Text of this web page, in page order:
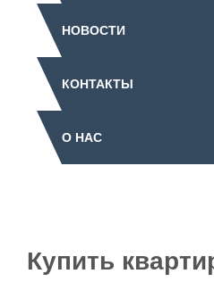
НОВОСТИ
КОНТАКТЫ
О НАС
Купить